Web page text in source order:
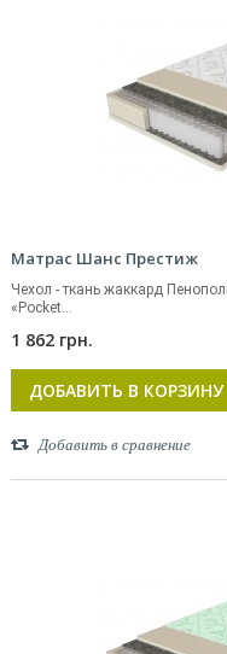
Матрас Шанс Престиж
Чехол - ткань жаккард
«Pocket...
1 862 грн.
ДОБАВИТЬ В КОРЗИНУ
Добавить в сравнение